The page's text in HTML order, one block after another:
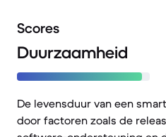
Scores
Duurzaamheid
De levensduur van een
door factoren zoals de